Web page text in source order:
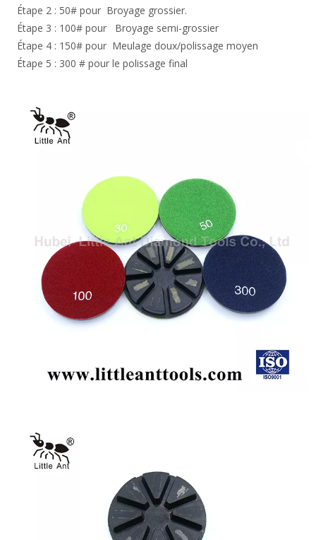
Étape 2 : 50# pour Broyage grossier.
Étape 3 : 100# pour Broyage semi-grossier
Étape 4 : 150# pour Meulage doux/polissage moyen
Étape 5 : 300 # pour le polissage final